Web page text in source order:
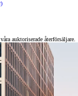
auktoriserade återförsäljare.